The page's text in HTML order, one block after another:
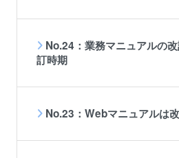
No.24：業務マニュアルの
訂時期
No.23：Webマニュアルは